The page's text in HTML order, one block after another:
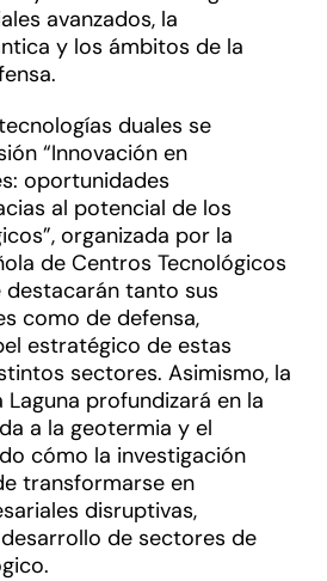
avanzados, la
y los ámbitos de la
duales se
“Innovación en
oportunidades
al potencial de los
organizada por la
de Centros Tecnológicos
destacarán tanto sus
como de defensa,
estratégico de estas
sectores. Asimismo, la
Laguna profundizará en la
a la geotermia y el
cómo la investigación
transformarse en
disruptivas,
de sectores de